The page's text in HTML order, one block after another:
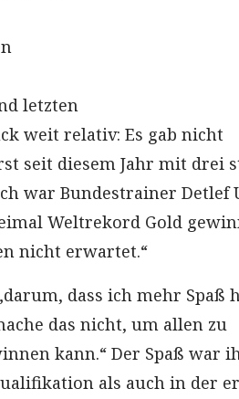
letzten
weit relativ: Es gab nicht
seit diesem Jahr mit drei
war Bundestrainer Detlef
Weltrekord Gold
nicht erwartet.“
dass ich mehr Spaß
das nicht, um allen zu
kann.“ Der Spaß war
als auch in der